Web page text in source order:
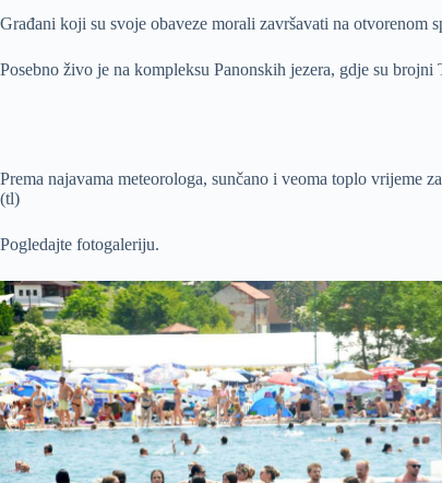
Građani koji su svoje obaveze morali završavati na
Posebno živo je na kompleksu Panonskih jezera, gdje su
Prema najavama meteorologa, sunčano i veoma toplo vrijeme
(tl)
Pogledajte fotogaleriju.